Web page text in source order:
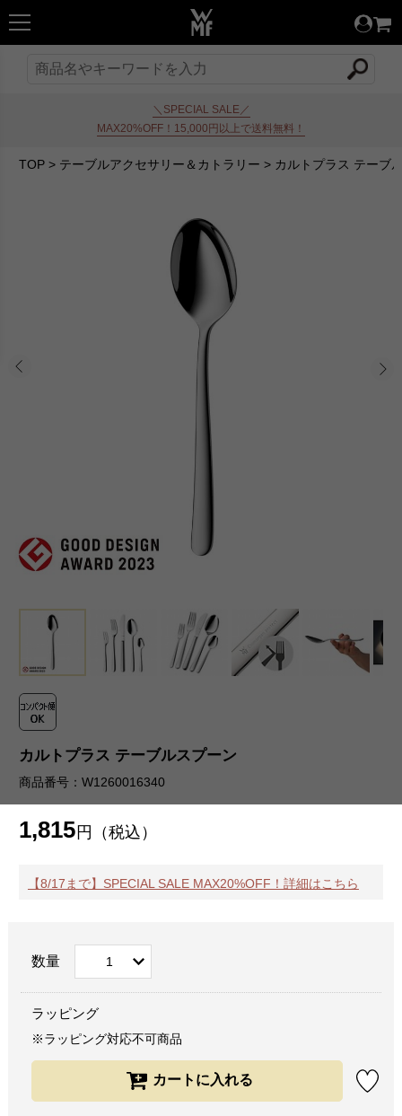
＼SPECIAL SALE／
MAX20%OFF！15,000円以上で送料無料！
TOP> テーブルアクセサリー＆カトラリー > カルトプラス テーブ
カルトプラス テーブルスプーン
商品番号：W1260016340
1,815 円（税込）
【8/17まで】SPECIAL SALE MAX20%OFF！詳細はこちら
数量
ラッピング
※ラッピング対応不可商品